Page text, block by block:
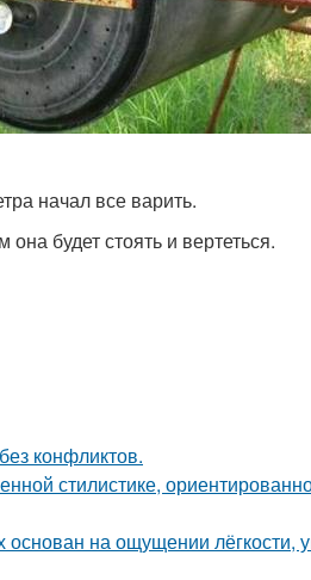
начал все варить.
будет стоять и вертеться.
конфликтов.
стилистике,
на ощущении лёгкости,